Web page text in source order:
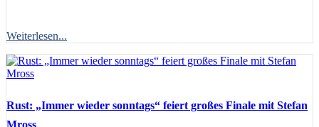
Weiterlesen...
Rust: „Immer wieder sonntags“ feiert großes Finale mit Stefan
Mross